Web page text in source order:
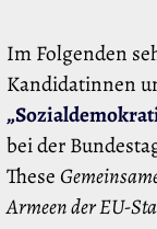
Im Folgenden
Kandidatinnen
bei der
These
Armeen der EU-